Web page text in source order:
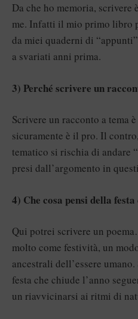
Da che ho memoria, scrivere
me. Infatti il mio primo libro
da miei quaderni di
a svariati anni prima.
3) Perché scrivere un
Scrivere un racconto a tema
sicuramente è il pro. Il
tematico si rischia di andare
presi dall’argomento in
4) Che cosa pensi della
Qui potrei scrivere un
molto come festività, un
ancestrali dell’essere
festa che chiude l’anno
un riavvicinarsi ai ritmi di